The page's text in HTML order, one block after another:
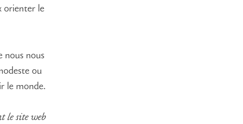
orienter le
nous nous
ou
le monde.
le site web